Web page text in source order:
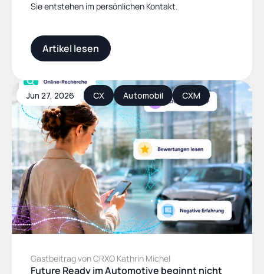
Sie entstehen im persönlichen Kontakt.
Artikel lesen
Jun 27, 2026 CX Automobil CXM
Gastbeitrag von CRXO Kathrin Michel
Future Ready im Automotive beginnt nicht